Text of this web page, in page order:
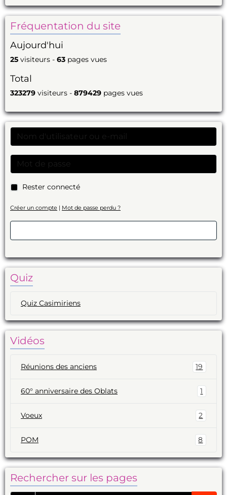
Fréquentation du site
Aujourd'hui
25 visiteurs - 63 pages vues
Total
323279 visiteurs - 879429 pages vues
Rester connecté
Créer un compte | Mot de passe perdu ?
Quiz
Quiz Casimiriens
Vidéos
Réunions des anciens 19
60° anniversaire des Oblats 1
Voeux 2
POM 8
Rechercher sur les pages